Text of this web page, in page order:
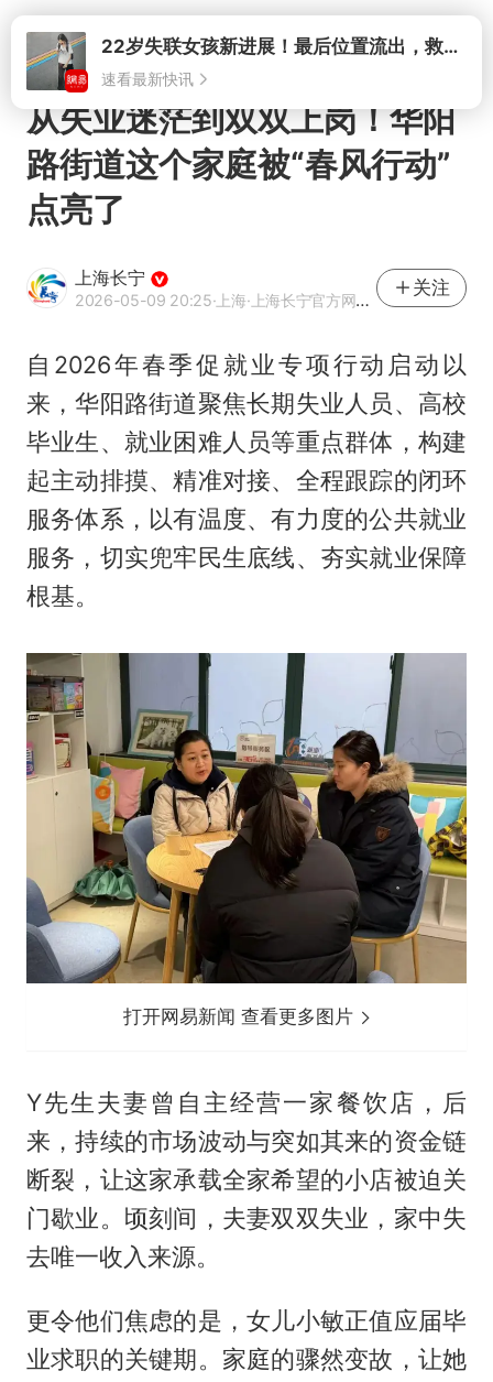
打开22岁失联女孩新进展！最后位置流出，救援队再曝两大噩耗母亲崩溃
速看最新快讯
从失业迷茫到双双上岗！华阳
路街道这个家庭被“春风行动”
点亮了
上海长宁
2026-05-09 20:25·上海·上海长宁官方网易号
关注
自2026年春季促就业专项行动启动以
来，华阳路街道聚焦长期失业人员、高校
毕业生、就业困难人员等重点群体，构建
起主动排摸、精准对接、全程跟踪的闭环
服务体系，以有温度、有力度的公共就业
服务，切实兜牢民生底线、夯实就业保障
根基。
打开网易新闻 查看更多图片
Y先生夫妻曾自主经营一家餐饮店，后
来，持续的市场波动与突如其来的资金链
断裂，让这家承载全家希望的小店被迫关
门歇业。顷刻间，夫妻双双失业，家中失
去唯一收入来源。
更令他们焦虑的是，女儿小敏正值应届毕
业求职的关键期。家庭的骤然变故，让她